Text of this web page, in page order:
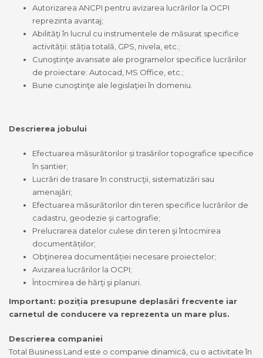
Autorizarea ANCPI pentru avizarea lucrărilor la OCPI
reprezinta avantaj;
Abilităţi în lucrul cu instrumentele de măsurat specifice
activității: stăția totală, GPS, nivela, etc.;
Cunoştinţe avansate ale programelor specifice lucrărilor
de proiectare: Autocad, MS Office, etc.;
Bune cunoştinţe ale legislaţiei în domeniu.
Descrierea jobului
Efectuarea măsurătorilor și trasărilor topografice specifice
în șantier;
Lucrări de trasare în construcţii, sistematizări sau
amenajări;
Efectuarea măsurătorilor din teren specifice lucrărilor de
cadastru, geodezie şi cartografie;
Prelucrarea datelor culese din teren şi întocmirea
documentățiilor;
Obţinerea documentăției necesare proiectelor;
Avizarea lucrărilor la OCPI;
Întocmirea de hărţi şi planuri.
Important: poziția presupune deplasări frecvente iar
carnetul de conducere va reprezenta un mare plus.
Descrierea companiei
Total Business Land este o companie dinamică, cu o activitate în